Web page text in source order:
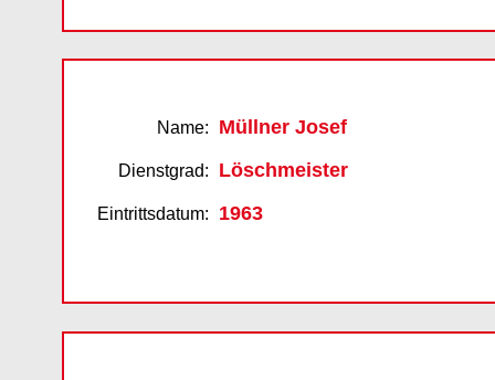
Name:
Dienstgrad:
Eintrittsdatum:
Müllner Josef
Löschmeister
1963